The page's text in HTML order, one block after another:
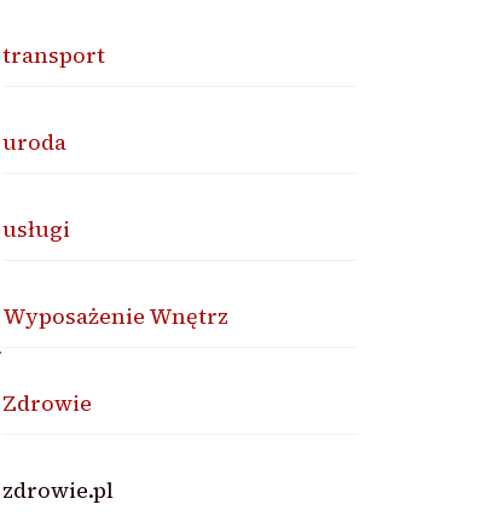
transport
uroda
usługi
Wyposażenie Wnętrz
Zdrowie
zdrowie.pl